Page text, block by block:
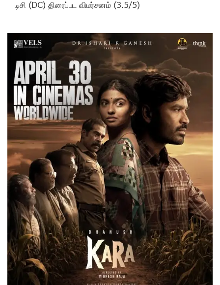
டிசி (DC) திரைப்பட விமர்சனம் (3.5/5)